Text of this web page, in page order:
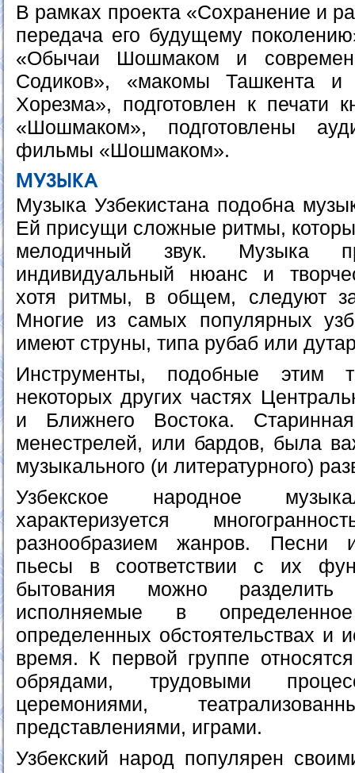
В рамках проекта «Сохранение и
передача его будущему
«Обычаи Шошмаком и
Содиков», «макомы Ташкента и
Хорезма», подготовлен к печати
«Шошмаком», подготовлены
фильмы «Шошмаком».
МУЗЫКА
Музыка Узбекистана подобна
Ей присущи сложные ритмы,
мелодичный звук. Музыка
индивидуальный нюанс и
хотя ритмы, в общем, следуют за
Многие из самых популярных
имеют струны, типа рубаб или
Инструменты, подобные этим
некоторых других частях
и Ближнего Востока.
менестрелей, или бардов, была
музыкального (и литературного)
Узбекское народное
характеризуется
разнообразием жанров. Песни
пьесы в соответствии с их
бытования можно
исполняемые в
определенных обстоятельствах и
время. К первой группе
обрядами, трудовыми
церемониями,
представлениями, играми.
Узбекский народ популярен